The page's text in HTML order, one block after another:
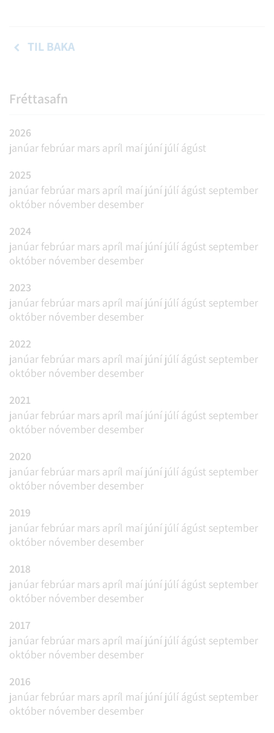
TIL BAKA
Fréttasafn
2026
janúar febrúar mars apríl maí júní júlí ágúst
2025
janúar febrúar mars apríl maí júní júlí ágúst september
október nóvember desember
2024
janúar febrúar mars apríl maí júní júlí ágúst september
október nóvember desember
2023
janúar febrúar mars apríl maí júní júlí ágúst september
október nóvember desember
2022
janúar febrúar mars apríl maí júní júlí ágúst september
október nóvember desember
2021
janúar febrúar mars apríl maí júní júlí ágúst september
október nóvember desember
2020
janúar febrúar mars apríl maí júní júlí ágúst september
október nóvember desember
2019
janúar febrúar mars apríl maí júní júlí ágúst september
október nóvember desember
2018
janúar febrúar mars apríl maí júní júlí ágúst september
október nóvember desember
2017
janúar febrúar mars apríl maí júní júlí ágúst september
október nóvember desember
2016
janúar febrúar mars apríl maí júní júlí ágúst september
október nóvember desember